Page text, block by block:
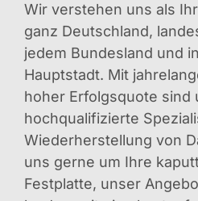
Wir verstehen uns als
ganz Deutschland,
jedem Bundesland und
Hauptstadt. Mit
hoher Erfolgsquote sind
hochqualifizierte
Wiederherstellung von
uns gerne um Ihre
Festplatte, unser